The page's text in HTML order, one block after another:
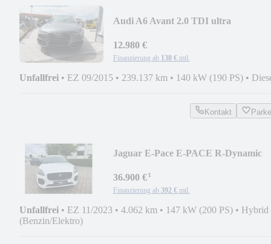
Audi A6 Avant 2.0 TDI ultra
12.980 €
Finanzierung ab 138 € mtl.
Unfallfrei • EZ 09/2015 • 239.137 km • 140 kW (190 PS) •
Kontakt
Jaguar E-Pace E-PACE R-Dynamic
36.900 €¹
Finanzierung ab 392 € mtl.
Unfallfrei • EZ 11/2023 • 4.062 km • 147 kW (200 PS) • Hybrid
(Benzin/Elektro)